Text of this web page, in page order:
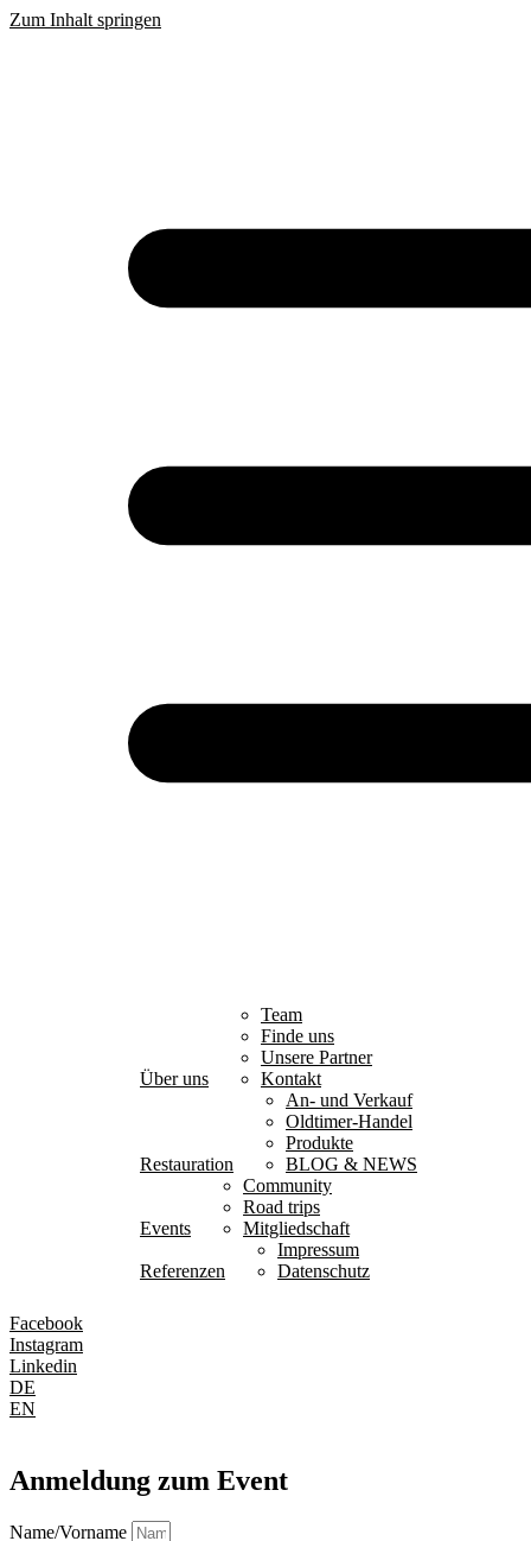
Zum Inhalt springen
Über uns
Team
Finde uns
Unsere Partner
Kontakt
Restauration
An- und Verkauf
Oldtimer-Handel
Produkte
BLOG & NEWS
Events
Community
Road trips
Mitgliedschaft
Referenzen
Impressum
Datenschutz
Facebook
Instagram
Linkedin
DE
EN
Anmeldung zum Event
Name/Vorname